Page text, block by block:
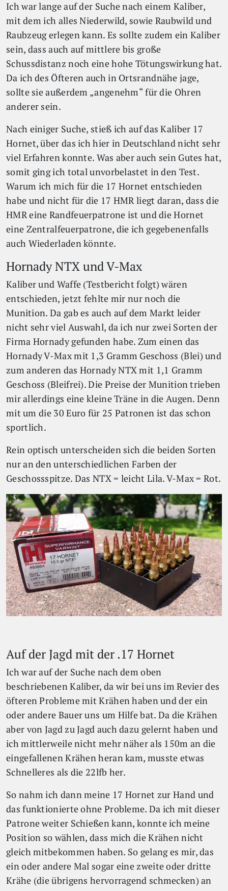
Ich war lange auf der Suche nach einem Kaliber,
mit dem ich alles Niederwild, sowie Raubwild und
Raubzeug erlegen kann. Es sollte zudem ein Kaliber
sein, dass auch auf mittlere bis große
Schussdistanz noch eine hohe Tötungswirkung hat.
Da ich des Öfteren auch in Ortsrandnähe jage,
sollte sie außerdem „angenehm“ für die Ohren
anderer sein.
Nach einiger Suche, stieß ich auf das Kaliber 17
Hornet, über das ich hier in Deutschland nicht sehr
viel Erfahren konnte. Was aber auch sein Gutes hat,
somit ging ich total unvorbelastet in den Test.
Warum ich mich für die 17 Hornet entschieden
habe und nicht für die 17 HMR liegt daran, dass die
HMR eine Randfeuerpatrone ist und die Hornet
eine Zentralfeuerpatrone, die ich gegebenenfalls
auch Wiederladen könnte.
Hornady NTX und V-Max
Kaliber und Waffe (Testbericht folgt) wären
entschieden, jetzt fehlte mir nur noch die
Munition. Da gab es auch auf dem Markt leider
nicht sehr viel Auswahl, da ich nur zwei Sorten der
Firma Hornady gefunden habe. Zum einen das
Hornady V-Max mit 1,3 Gramm Geschoss (Blei) und
zum anderen das Hornady NTX mit 1,1 Gramm
Geschoss (Bleifrei). Die Preise der Munition trieben
mir allerdings eine kleine Träne in die Augen. Denn
mit um die 30 Euro für 25 Patronen ist das schon
sportlich.
Rein optisch unterscheiden sich die beiden Sorten
nur an den unterschiedlichen Farben der
Geschossspitze. Das NTX = leicht Lila. V-Max = Rot.
Auf der Jagd mit der .17 Hornet
Ich war auf der Suche nach dem oben
beschriebenen Kaliber, da wir bei uns im Revier des
öfteren Probleme mit Krähen haben und der ein
oder andere Bauer uns um Hilfe bat. Da die Krähen
aber von Jagd zu Jagd auch dazu gelernt haben und
ich mittlerweile nicht mehr näher als 150m an die
eingefallenen Krähen heran kam, musste etwas
Schnelleres als die 22lfb her.
So nahm ich dann meine 17 Hornet zur Hand und
das funktionierte ohne Probleme. Da ich mit dieser
Patrone weiter Schießen kann, konnte ich meine
Position so wählen, dass mich die Krähen nicht
gleich mitbekommen haben. So gelang es mir, das
ein oder andere Mal sogar eine zweite oder dritte
Krähe (die übrigens hervorragend schmecken) an